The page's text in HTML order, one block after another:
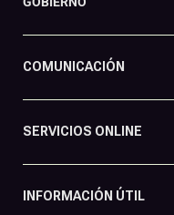
COMUNICACIÓN
SERVICIOS ONLINE
INFORMACIÓN ÚTIL